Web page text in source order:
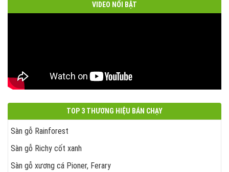
VIDEO NỔI BẬT
TOP 3 THƯƠNG HIỆU BÁN CHẠY
Sàn gỗ Rainforest
Sàn gỗ Richy cốt xanh
Sàn gỗ xương cá Pioner, Ferary